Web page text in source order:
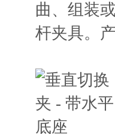
曲、组装
杆夹具。